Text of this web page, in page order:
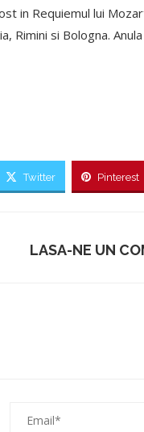
in Requiemul lui
Rimini si Bologna.
Twitter Pinterest
LASA-NE UN